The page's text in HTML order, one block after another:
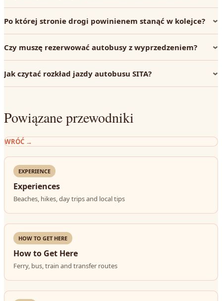
Po której stronie drogi powinienem stanąć w kolejce?
Czy muszę rezerwować autobusy z wyprzedzeniem?
Jak czytać rozkład jazdy autobusu SITA?
Powiązane przewodniki
WRÓĆ →
EXPERIENCE
Experiences
Beaches, hikes, day trips and local tips
HOW TO GET HERE
How to Get Here
Ferry, bus, train and transfer routes